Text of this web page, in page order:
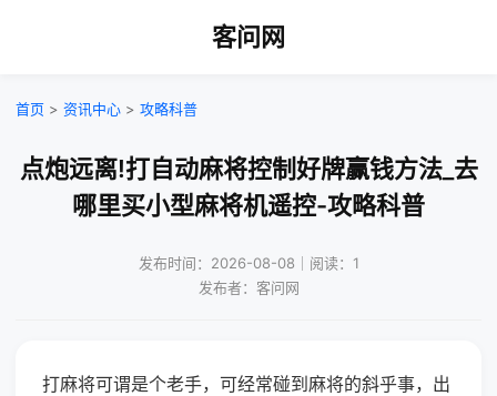
客问网
首页 > 资讯中心 > 攻略科普
点炮远离!打自动麻将控制好牌赢钱方法_去
哪里买小型麻将机遥控-攻略科普
发布时间：2026-08-08｜阅读：1
发布者：客问网
打麻将可谓是个老手，可经常碰到麻将的斜乎事，出